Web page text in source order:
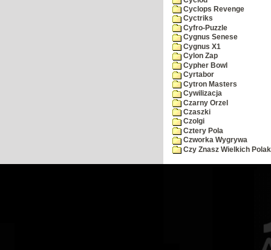
Cyclops Revenge
Cyctriks
Cyfro-Puzzle
Cygnus Senese
Cygnus X1
Cylon Zap
Cypher Bowl
Cyrtabor
Cytron Masters
Cywilizacja
Czarny Orzel
Czaszki
Czolgi
Cztery Pola
Czworka Wygrywa
Czy Znasz Wielkich